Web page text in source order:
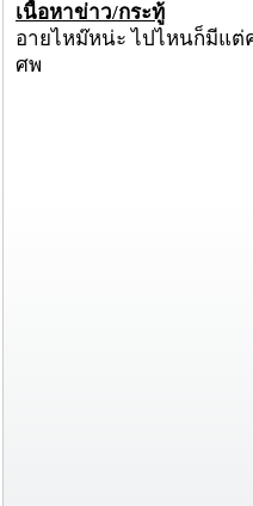
เนื้อหาข่าว/กระทู้
อายไหม๊หน่ะ ไปไหนก็มีแต่
ศพ